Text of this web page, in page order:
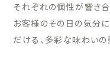
それぞれの個性が響き
お客様のその日の気分
だける、多彩な味わいの